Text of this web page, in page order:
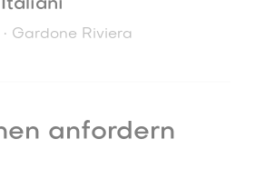
Gardone Riviera
anfordern